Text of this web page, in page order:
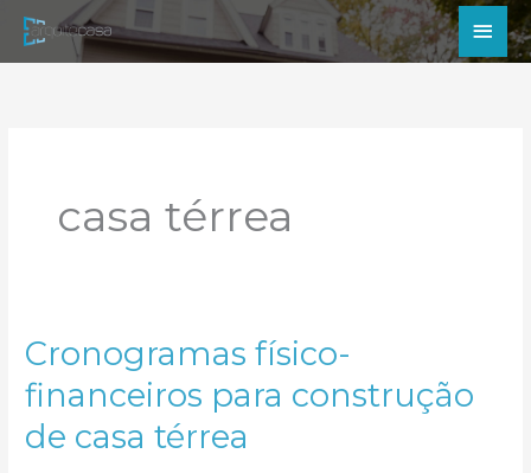
para
casa térrea
Cronogramas físico-
financeiros para construção
de casa térrea